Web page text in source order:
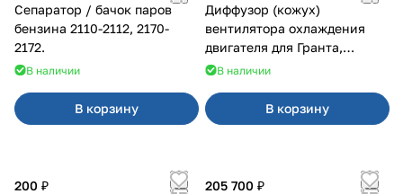
Сепаратор / бачок паров
бензина 2110-2112, 2170-
2172.
В наличии
В корзину
Диффузор (кожух)
вентилятора охлаждения
двигателя для Гранта,
Калина-2, Датсун нового
В наличии
В корзину
200 ₽
205 700 ₽